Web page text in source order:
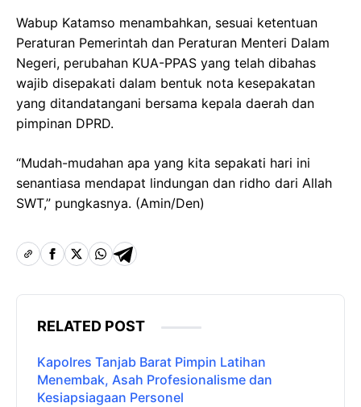
Wabup Katamso menambahkan, sesuai ketentuan
Peraturan Pemerintah dan Peraturan Menteri Dalam
Negeri, perubahan KUA-PPAS yang telah dibahas
wajib disepakati dalam bentuk nota kesepakatan
yang ditandatangani bersama kepala daerah dan
pimpinan DPRD.
“Mudah-mudahan apa yang kita sepakati hari ini
senantiasa mendapat lindungan dan ridho dari Allah
SWT,” pungkasnya. (Amin/Den)
RELATED POST
Kapolres Tanjab Barat Pimpin Latihan
Menembak, Asah Profesionalisme dan
Kesiapsiagaan Personel